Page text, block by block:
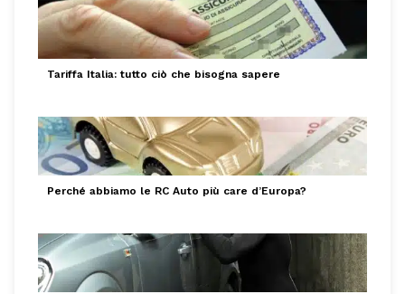
Tariffa Italia: tutto ciò che bisogna sapere
Perché abbiamo le RC Auto più care d’Europa?